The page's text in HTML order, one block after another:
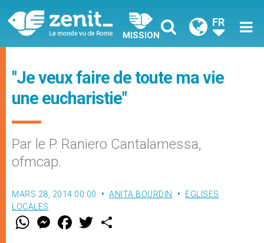
MISSION
FR
"Je veux faire de toute ma vie
une eucharistie"
Par le P. Raniero Cantalamessa,
ofmcap.
MARS 28, 2014 00:00 ANITA BOURDIN
EGLISES
LOCALES
W M
e
F
a w